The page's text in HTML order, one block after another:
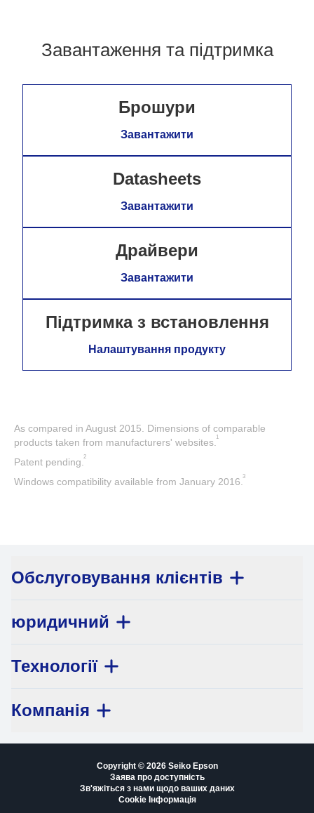
Завантаження та підтримка
Брошури
Завантажити
Datasheets
Завантажити
Драйвери
Завантажити
Підтримка з встановлення
Налаштування продукту
As compared in August 2015. Dimensions of comparable
products taken from manufacturers' websites. 1
Patent pending.2
Windows compatibility available from January 2016. 3
Обслуговування клієнтів
юридичний
Технології
Компанія
Copyright © 2026 Seiko Epson
Заява про доступність
Зв'яжіться з нами щодо ваших даних
Cookie Інформація